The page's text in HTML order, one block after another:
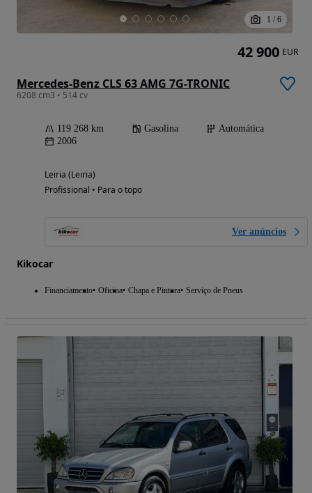
1 / 6
Mercedes-Benz CLS 63 AMG 7G-TRONIC
6208 cm3 • 514 cv
119 268 km Gasolina
Automática
2006
Leiria (Leiria)
Profissional • Para o topo
Ver anúncios
Kikocar
Financiamento Oficina Chapa e Pintura Serviço de Pneus
42 900 EUR